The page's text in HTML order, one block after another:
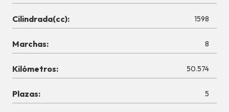
Cilindrada(cc): 1598
Marchas: 8
Kilómetros: 50.574
Plazas: 5